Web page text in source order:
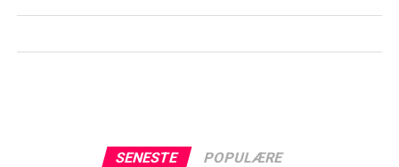
SENESTE POPULÆRE